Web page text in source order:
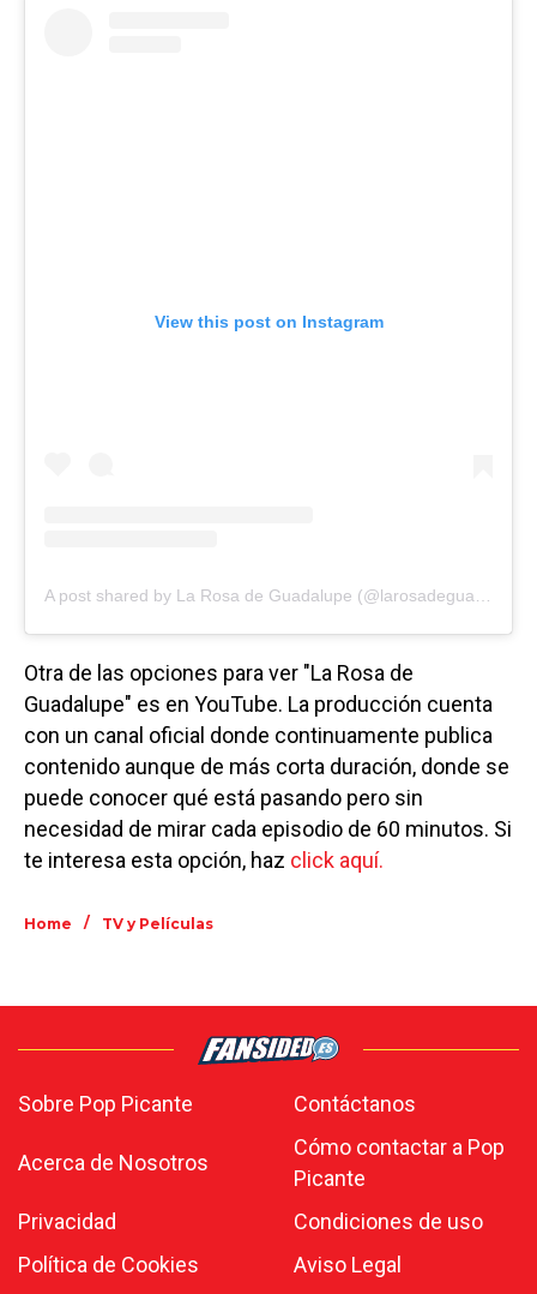
View this post on Instagram
Otra de las opciones para ver "La Rosa de
Guadalupe" es en YouTube. La producción cuenta
con un canal oficial donde continuamente publica
contenido aunque de más corta duración, donde se
puede conocer qué está pasando pero sin
necesidad de mirar cada episodio de 60 minutos. Si
te interesa esta opción, haz click aquí.
Home / TV y Películas
Sobre Pop Picante Contáctanos
Acerca de Nosotros
Cómo contactar a Pop
Picante
Privacidad
Condiciones de uso
Política de Cookies
Aviso Legal